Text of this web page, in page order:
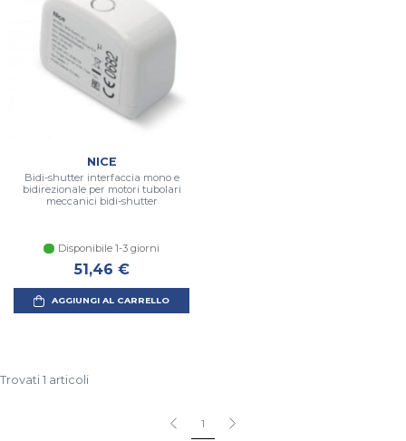
NICE
Bidi-shutter interfaccia mono e
bidirezionale per motori tubolari
meccanici bidi-shutter
Disponibile 1-3 giorni
51,46 €
AGGIUNGI AL CARRELLO
Trovati 1 articoli
1